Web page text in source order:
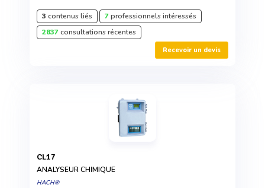
3 contenus liés 7professionnels intéressés
2837consultations récentes
Recevoir un devis
CL17
ANALYSEUR CHIMIQUE
HACH®